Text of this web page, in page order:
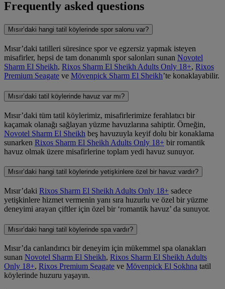
Frequently asked questions
Mısır’daki hangi tatil köylerinde spor salonu var?
Mısır’daki tatilleri süresince spor ve egzersiz yapmak isteyen
misafirler, hepsi de tam donanımlı spor salonları sunan Novotel
Sharm El Sheikh, Rixos Sharm El Sheikh Adults Only 18+, Rixos
Premium Seagate ve Mövenpick Sharm El Sheikh’te konaklayabilir.
Mısır’daki tatil köylerinde havuz var mı?
Mısır’daki tüm tatil köylerimiz, misafirlerimize ferahlatıcı bir
kaçamak olanağı sağlayan yüzme havuzlarına sahiptir. Örneğin,
Novotel Sharm El Sheikh beş havuzuyla keyif dolu bir konaklama
sunarken Rixos Sharm El Sheikh Adults Only 18+ bir romantik
havuz olmak üzere misafirlerine toplam yedi havuz sunuyor.
Mısır’daki hangi tatil köylerinde yetişkinlere özel bir havuz vardır?
Mısır’daki Rixos Sharm El Sheikh Adults Only 18+ sadece
yetişkinlere hizmet vermenin yanı sıra huzurlu ve özel bir yüzme
deneyimi arayan çiftler için özel bir ‘romantik havuz’ da sunuyor.
Mısır’daki hangi tatil köylerinde spa vardır?
Mısır’da canlandırıcı bir deneyim için mükemmel spa olanakları
sunan Novotel Sharm El Sheikh, Rixos Sharm El Sheikh Adults
Only 18+, Rixos Premium Seagate ve Mövenpick El Sokhna tatil
köylerinde huzuru yaşayın.